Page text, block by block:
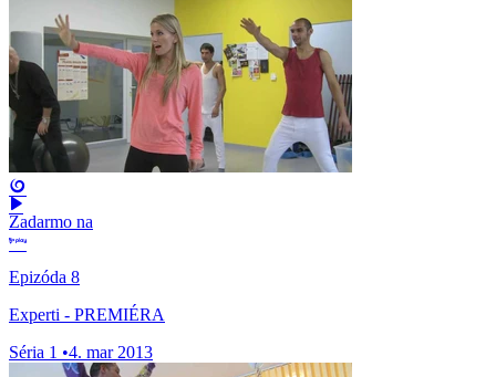
Zadarmo na
Epizóda 8
Experti - PREMIÉRA
Séria 1 •4. mar 2013